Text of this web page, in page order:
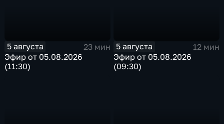
5 августа
23 мин
Эфир от 05.08.2026
(11:30)
5 августа
12 мин
Эфир от 05.08.2026
(09:30)